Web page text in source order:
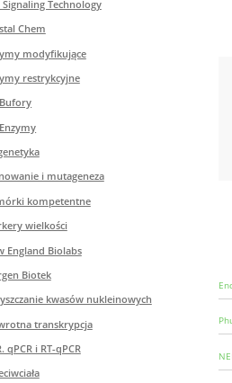
Signaling Technology
Chem
modyfikujące
restrykcyjne
Bufory
Enzymy
i mutageneza
kompetentne
wielkości
England Biolabs
Biotek
kwasów nukleinowych
transkrypcja
qPCR i RT-qPCR